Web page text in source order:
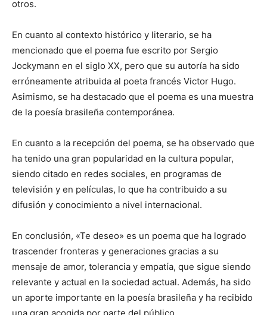
otros.
En cuanto al contexto histórico y literario, se ha
mencionado que el poema fue escrito por Sergio
Jockymann en el siglo XX, pero que su autoría ha sido
erróneamente atribuida al poeta francés Victor Hugo.
Asimismo, se ha destacado que el poema es una muestra
de la poesía brasileña contemporánea.
En cuanto a la recepción del poema, se ha observado que
ha tenido una gran popularidad en la cultura popular,
siendo citado en redes sociales, en programas de
televisión y en películas, lo que ha contribuido a su
difusión y conocimiento a nivel internacional.
En conclusión, «Te deseo» es un poema que ha logrado
trascender fronteras y generaciones gracias a su
mensaje de amor, tolerancia y empatía, que sigue siendo
relevante y actual en la sociedad actual. Además, ha sido
un aporte importante en la poesía brasileña y ha recibido